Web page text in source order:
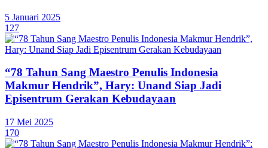
5 Januari 2025
127
“78 Tahun Sang Maestro Penulis Indonesia
Makmur Hendrik”, Hary: Unand Siap Jadi
Episentrum Gerakan Kebudayaan
17 Mei 2025
170